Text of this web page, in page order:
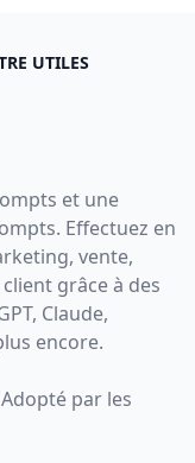
UTILES
et une
Effectuez en
vente,
grâce à des
Claude,
encore.
par les